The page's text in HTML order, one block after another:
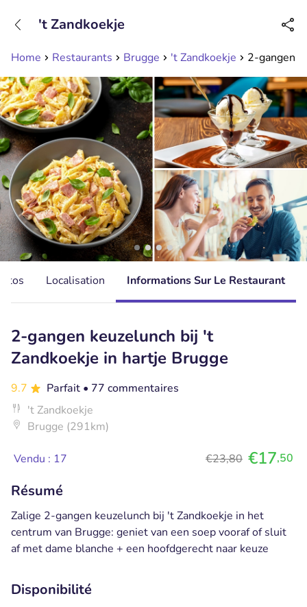
Disponible jusqu'à 23:00 heures
Home Restaurants Brugge 't Zandkoekje 2-gangen
't Zandkoekje
Localisation Informations Sur Le Restaurant
2-gangen keuzelunch bij 't
Zandkoekje in hartje Brugge
9.7 Parfait • 77 commentaires
't Zandkoekje
Brugge (291km)
Vendu : 17 €23,80 €17,50
Résumé
Zalige 2-gangen keuzelunch bij 't Zandkoekje in het
centrum van Brugge: geniet van een soep vooraf of sluit
af met dame blanche + een hoofdgerecht naar keuze
Disponibilité